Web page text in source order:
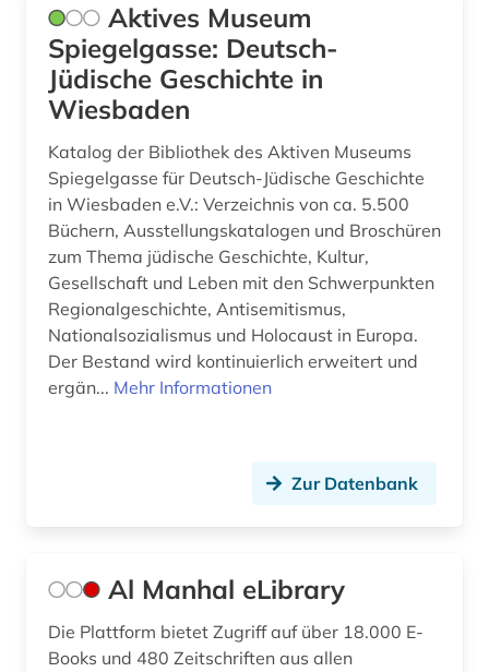
evangelien (1)
evangelienbücher (1)
evangelisch (1)
evangelisch-lutherische kirche in oldenburg
(1)
hannovers (2)
evangelisch-lutherische landeskirche in
braunschweig (1)
evangelisch-reformierte kirche (1)
evangelische geistliche (1)
evangelische kirche der pfalz (1)
evangelische kirche im rheinland (1)
Aktives Museum
Spiegelgasse: Deutsch-
Jüdische Geschichte in
Wiesbaden
Katalog der Bibliothek des Aktiven Museums
Spiegelgasse für Deutsch-Jüdische Geschichte
in Wiesbaden e.V.: Verzeichnis von ca. 5.500
Büchern, Ausstellungskatalogen und Broschüren
zum Thema jüdische Geschichte, Kultur,
Gesellschaft und Leben mit den Schwerpunkten
Regionalgeschichte, Antisemitismus,
Nationalsozialismus und Holocaust in Europa.
Der Bestand wird kontinuierlich erweitert und
ergän... Mehr Informationen
Zur Datenbank
Al Manhal eLibrary
Die Plattform bietet Zugriff auf über 18.000 E-
Books und 480 Zeitschriften aus allen